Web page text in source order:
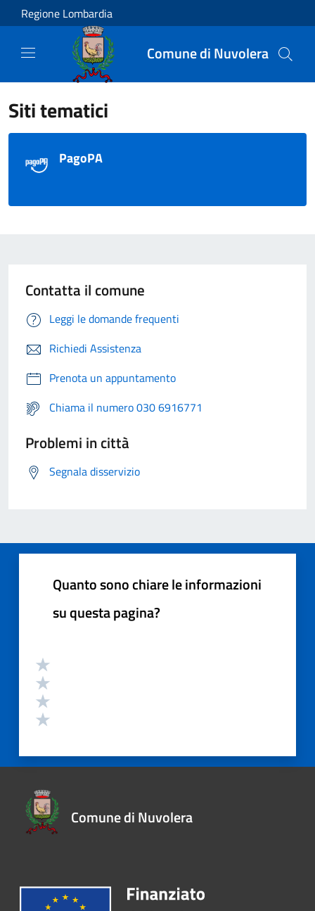
Salta al contenuto principale
Regione Lombardia
Comune di Nuvolera
Siti tematici
PagoPA
Contatta il comune
Leggi le domande frequenti
Richiedi Assistenza
Prenota un appuntamento
Chiama il numero 030 6916771
Problemi in città
Segnala disservizio
Quanto sono chiare le informazioni
su questa pagina?
Comune di Nuvolera